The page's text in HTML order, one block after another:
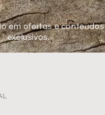
em ofertas e conteúdos
exclusivos.